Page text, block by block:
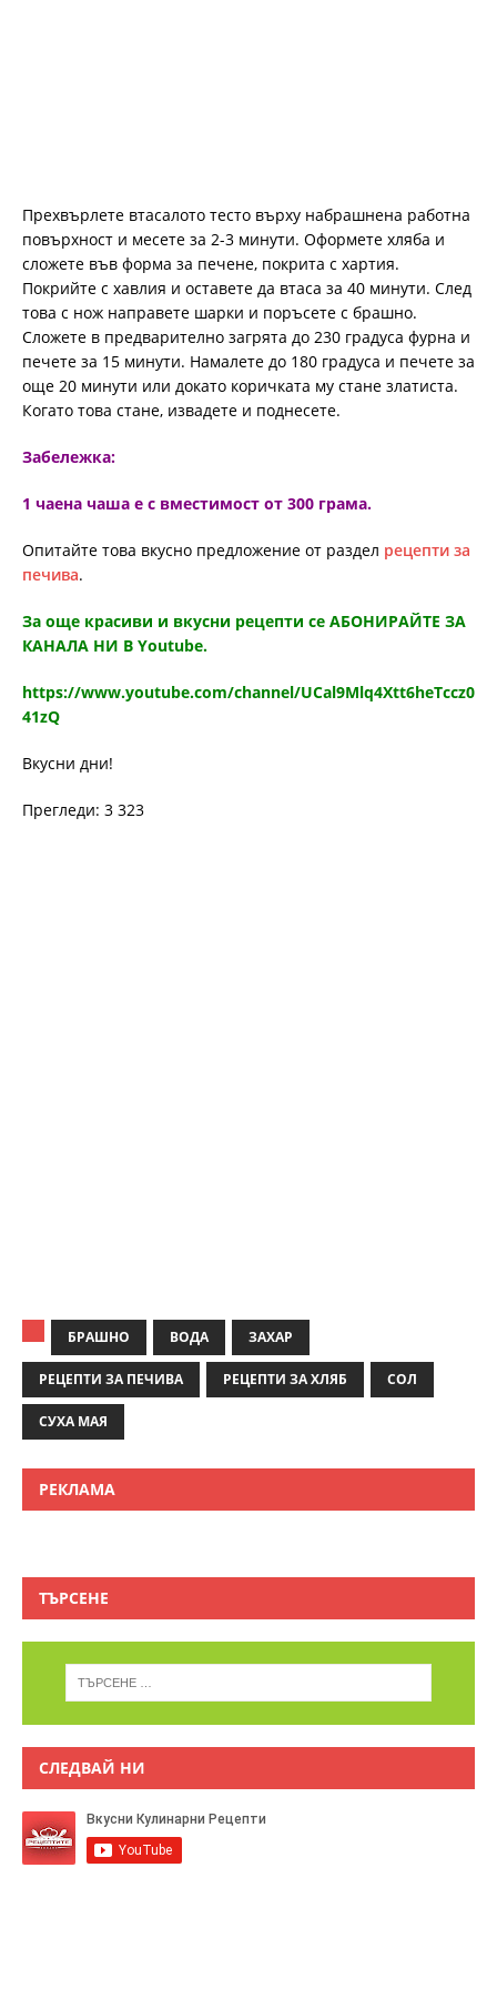
Прехвърлете втасалото тесто върху набрашнена работна
повърхност и месете за 2-3 минути. Оформете хляба и
сложете във форма за печене, покрита с хартия.
Покрийте с хавлия и оставете да втаса за 40 минути. След
това с нож направете шарки и поръсете с брашно.
Сложете в предварително загрята до 230 градуса фурна и
печете за 15 минути. Намалете до 180 градуса и печете за
още 20 минути или докато коричката му стане златиста.
Когато това стане, извадете и поднесете.
Забележка:
1 чаена чаша е с вместимост от 300 грама.
Опитайте това вкусно предложение от раздел рецепти за
печива.
За още красиви и вкусни рецепти се АБОНИРАЙТЕ ЗА
КАНАЛА НИ В Youtube.
https://www.youtube.com/channel/UCal9Mlq4Xtt6heTccz0
41zQ
Вкусни дни!
Прегледи: 3 323
БРАШНО ВОДА ЗАХАР
РЕЦЕПТИ ЗА ПЕЧИВА РЕЦЕПТИ ЗА ХЛЯБ СОЛ
СУХА МАЯ
РЕКЛАМА
ТЪРСЕНЕ
СЛЕДВАЙ НИ